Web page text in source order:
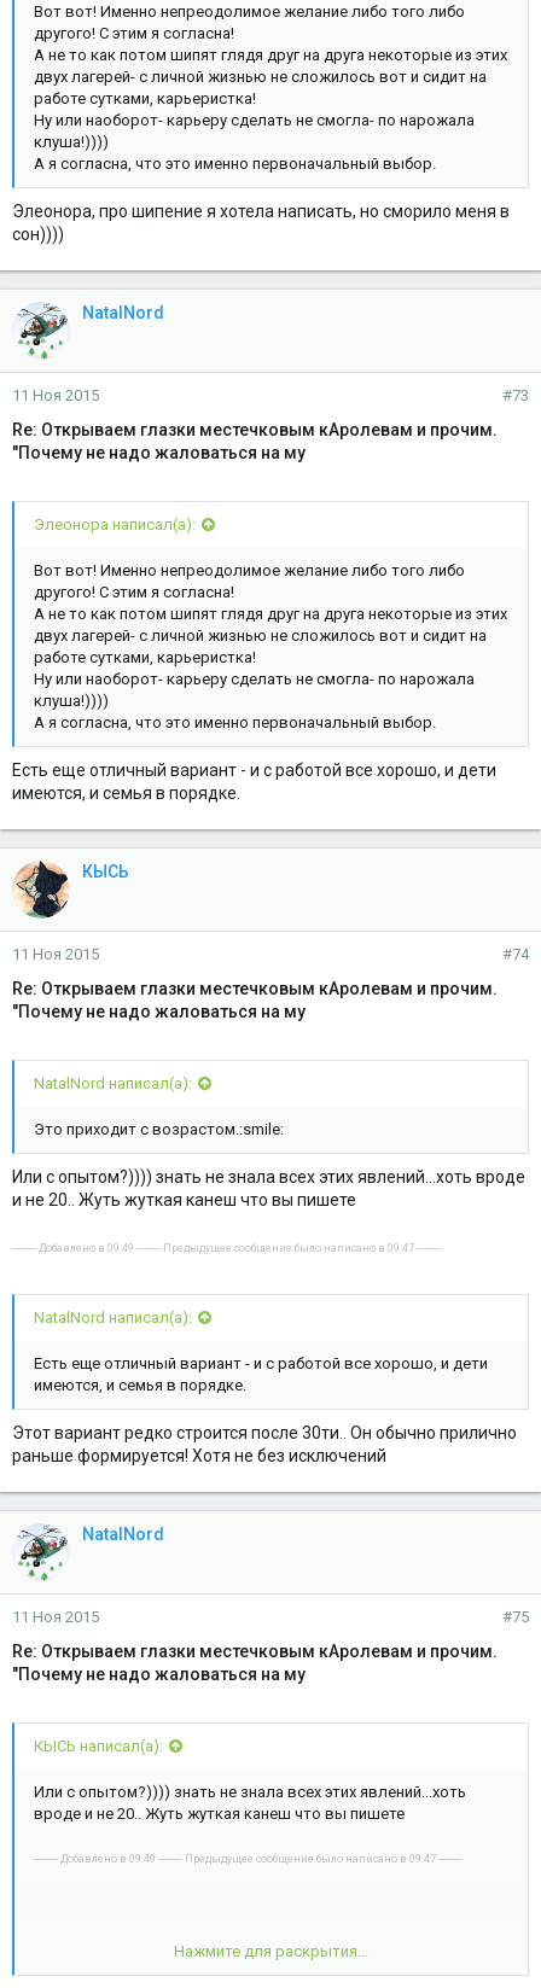
Вот вот! Именно непреодолимое желание либо того либо
другого! С этим я согласна!
А не то как потом шипят глядя друг на друга некоторые из этих
двух лагерей- с личной жизнью не сложилось вот и сидит на
работе сутками, карьеристка!
Ну или наоборот- карьеру сделать не смогла- по нарожала
клуша!))))
А я согласна, что это именно первоначальный выбор.
Элеонора, про шипение я хотела написать, но сморило меня в
сон))))
NatalNord
11 Ноя 2015 #73
Re: Открываем глазки местечковым кАролевам и прочим.
"Почему не надо жаловаться на му
Элеонора написал(а):
Вот вот! Именно непреодолимое желание либо того либо
другого! С этим я согласна!
А не то как потом шипят глядя друг на друга некоторые из этих
двух лагерей- с личной жизнью не сложилось вот и сидит на
работе сутками, карьеристка!
Ну или наоборот- карьеру сделать не смогла- по нарожала
клуша!))))
А я согласна, что это именно первоначальный выбор.
Есть еще отличный вариант - и с работой все хорошо, и дети
имеются, и семья в порядке.
КЫСЬ
11 Ноя 2015 #74
Re: Открываем глазки местечковым кАролевам и прочим.
"Почему не надо жаловаться на му
NatalNord написал(а):
Это приходит с возрастом.:smile:
Или с опытом?)))) знать не знала всех этих явлений...хоть вроде
и не 20.. Жуть жуткая канеш что вы пишете
---------- Добавлено в 09:49 ---------- Предыдущее сообщение было написано в 09:47 ----------
NatalNord написал(а):
Есть еще отличный вариант - и с работой все хорошо, и дети
имеются, и семья в порядке.
Этот вариант редко строится после 30ти.. Он обычно прилично
раньше формируется! Хотя не без исключений
NatalNord
11 Ноя 2015 #75
Re: Открываем глазки местечковым кАролевам и прочим.
"Почему не надо жаловаться на му
КЫСЬ написал(а):
Или с опытом?)))) знать не знала всех этих явлений...хоть
вроде и не 20.. Жуть жуткая канеш что вы пишете
---------- Добавлено в 09:49 ---------- Предыдущее сообщение было написано в 09:47 ----------
Этот вариант редко строится после 30ти.. Он обычно
прилично раньше формируется! Хотя не без исключений
Нажмите для раскрытия...